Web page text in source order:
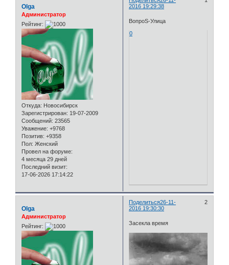
2016 19:29:38
Olga
Администратор
Рейтинг:
Откуда: Новосибирск
Зарегистрирован: 19-07-2009
Сообщений: 23565
Уважение: +9768
Позитив: +9358
Пол: Женский
Провел на форуме:
4 месяца 29 дней
Последний визит:
17-06-2026 17:14:22
ВопроS-Улица
0
Поделиться 2
26-11-
2016 19:30:30
Olga
Администратор
Рейтинг:
Засекла время